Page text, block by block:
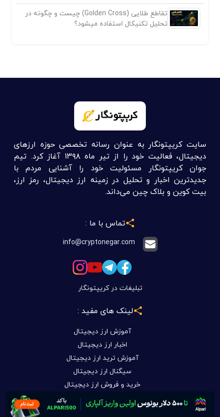
تقاطع طلایی (Golden Cross) چیست و چگونه در
تحلیل تکنیکال استفاده میشود؟
سایت کریپتونگار به عنوان رسانه تخصصی حوزه ارزهای
دیجیتال، فعالیت خود را از تیر ماه ۱۳۹۸ آغاز کرد. تیم
جوان کریپتونگار مسئولیت خود را آشنایی مردم با
جدیدترین اخبار و تحلیل در زمینه ارز دیجیتال، رمز ارز،
بیت کوین و بلاک چین می‌داند.
تماس با ما :
info@cryptonegar.com
تبلیغات در کریپتونگار
لینک های مفید :
آموزش ارز دیجیتال
اخبار ارز دیجیتال
آموزش ترید ارز دیجیتال
سیگنال ارز دیجیتال
خرید و فروش ارز دیجیتال
قیمت ارز دیجیتال
علی اکبر توسل